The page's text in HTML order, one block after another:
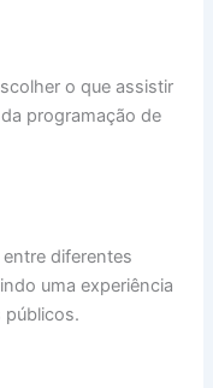
o que assistir
programação de
diferentes
uma experiência
públicos.